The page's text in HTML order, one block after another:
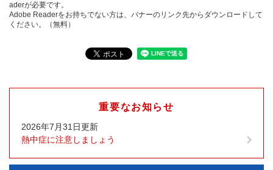
aderが必要です。
Adobe Readerをお持ちでない方は、バナーのリンク先からダウンロードして
ください。（無料）
重要なお知らせ
2026年7月31日更新
熱中症に注意しましょう